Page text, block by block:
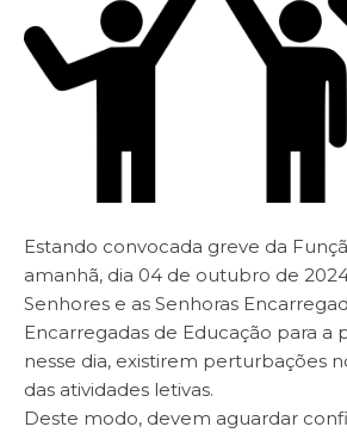
Estando convocada greve da
amanhã, dia 04 de outubro de
Senhores e as Senhoras
Encarregadas de Educação para a
nesse dia, existirem perturbações
das atividades letivas.
Deste modo, devem aguardar